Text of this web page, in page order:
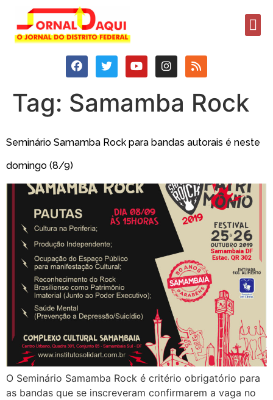
Tag: Samamba Rock
Seminário Samamba Rock para bandas autorais é neste
domingo (8/9)
O Seminário Samamba Rock é critério obrigatório para
as bandas que se inscreveram confirmarem a vaga no